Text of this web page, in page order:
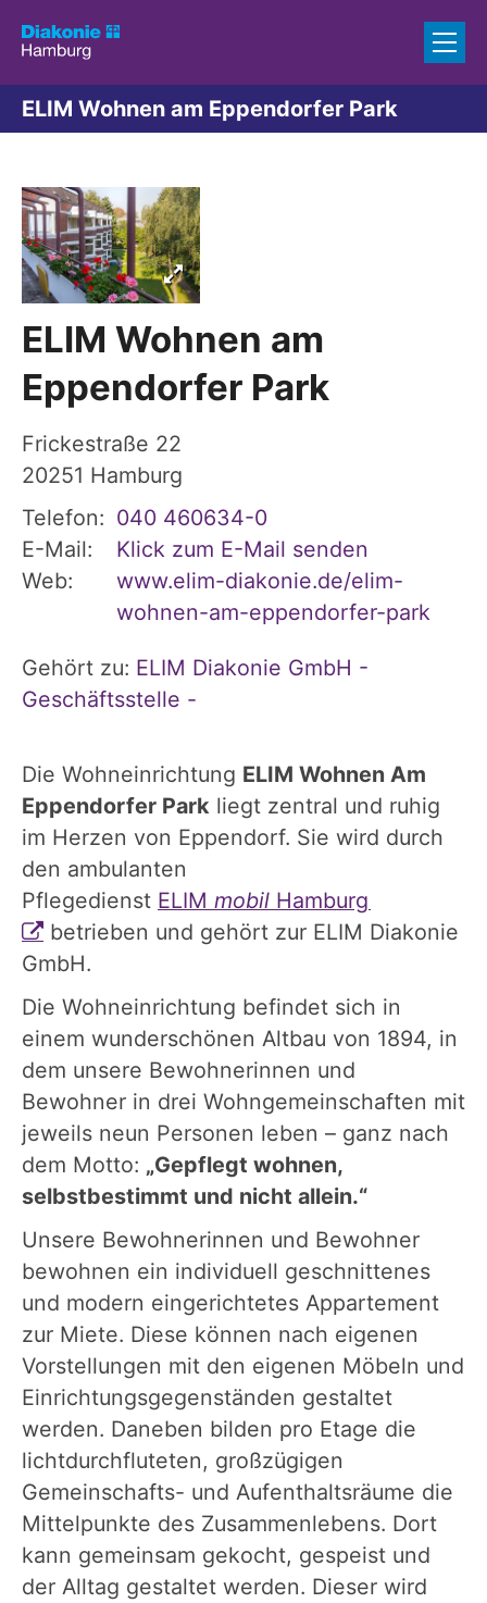
ELIM Wohnen am Eppendorfer Park
ELIM Wohnen am
Eppendorfer Park
Frickestraße 22
20251 Hamburg
Telefon: 040 460634-0
E-Mail:
Klick zum E-Mail senden
Web:
www.elim-diakonie.de/elim-
wohnen-am-eppendorfer-park
Gehört zu: ELIM Diakonie GmbH -
Geschäftsstelle -
Die Wohneinrichtung ELIM Wohnen Am
Eppendorfer Park liegt zentral und ruhig
im Herzen von Eppendorf. Sie wird durch
den ambulanten
Pflegedienst ELIM mobil Hamburg
betrieben und gehört zur ELIM Diakonie
GmbH.
Die Wohneinrichtung befindet sich in
einem wunderschönen Altbau von 1894, in
dem unsere Bewohnerinnen und
Bewohner in drei Wohngemeinschaften mit
jeweils neun Personen leben – ganz nach
dem Motto: „Gepflegt wohnen,
selbstbestimmt und nicht allein.“
Unsere Bewohnerinnen und Bewohner
bewohnen ein individuell geschnittenes
und modern eingerichtetes Appartement
zur Miete. Diese können nach eigenen
Vorstellungen mit den eigenen Möbeln und
Einrichtungsgegenständen gestaltet
werden. Daneben bilden pro Etage die
lichtdurchfluteten, großzügigen
Gemeinschafts- und Aufenthaltsräume die
Mittelpunkte des Zusammenlebens. Dort
kann gemeinsam gekocht, gespeist und
der Alltag gestaltet werden. Dieser wird